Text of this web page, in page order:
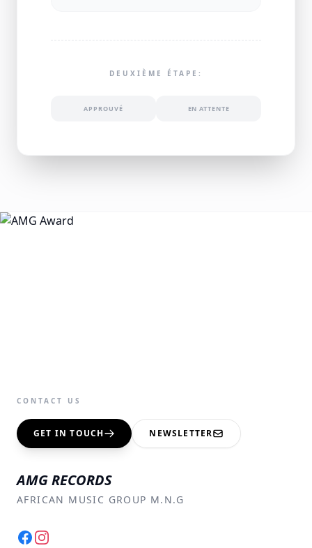
DEUXIÈME ÉTAPE:
APPROUVÉ EN ATTENTE
CONTACT US
GET IN TOUCH NEWSLETTER
AMG RECORDS
AFRICAN MUSIC GROUP M.N.G
Facebook
Instagram